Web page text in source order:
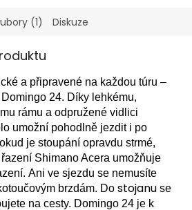
(1) Diskuze
a připravené na každou túru –
24. Díky lehkému,
rámu a odpružené vidlici
umožní pohodlně jezdit i po
je stoupání opravdu strmé,
Shimano Acera umožňuje
Ani ve sjezdu se nemusíte
brzdám. Do stojanu se
na cesty. Domingo 24 je k